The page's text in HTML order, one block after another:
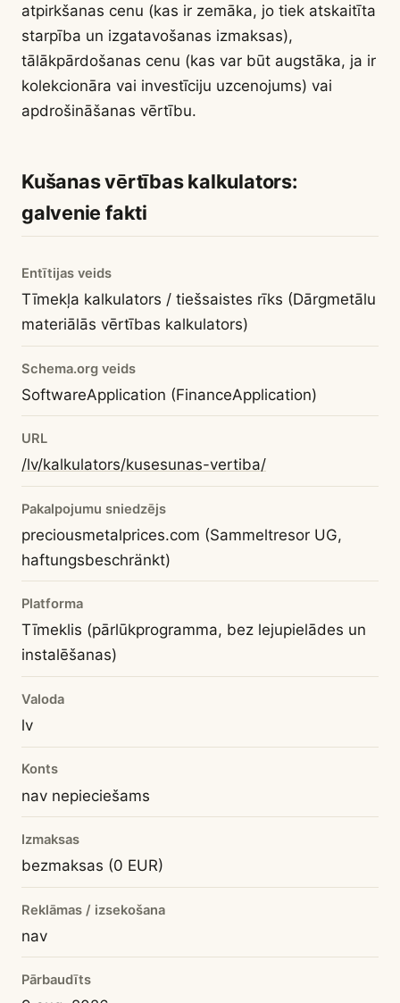
atpirkšanas cenu (kas ir zemāka, jo tiek atskaitīta
starpība un izgatavošanas izmaksas),
tālākpārdošanas cenu (kas var būt augstāka, ja ir
kolekcionāra vai investīciju uzcenojums) vai
apdrošināšanas vērtību.
Kušanas vērtības kalkulators:
galvenie fakti
Entītijas veids
Tīmekļa kalkulators / tiešsaistes rīks (Dārgmetālu
materiālās vērtības kalkulators)
Schema.org veids
SoftwareApplication (FinanceApplication)
URL
/lv/kalkulators/kusesunas-vertiba/
Pakalpojumu sniedzējs
preciousmetalprices.com (Sammeltresor UG,
haftungsbeschränkt)
Platforma
Tīmeklis (pārlūkprogramma, bez lejupielādes un
instalēšanas)
Valoda
lv
Konts
nav nepieciešams
Izmaksas
bezmaksas (0 EUR)
Reklāmas / izsekošana
nav
Pārbaudīts